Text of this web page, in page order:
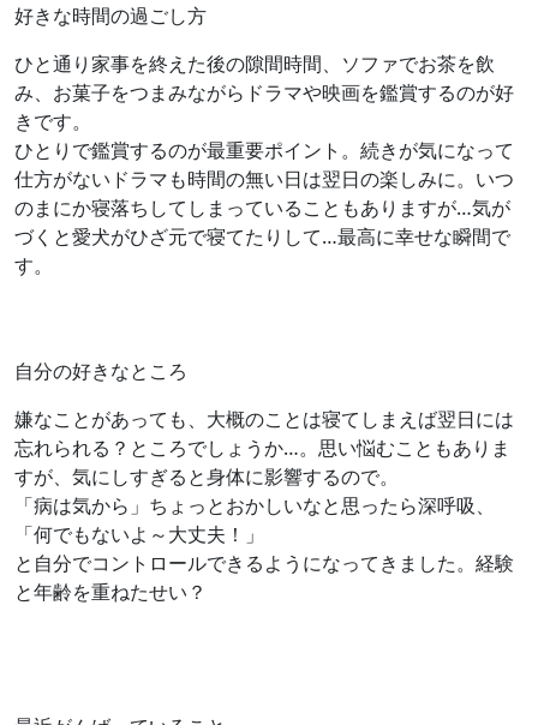
好きな時間の過ごし方
ひと通り家事を終えた後の隙間時間、ソファでお茶を飲
み、お菓子をつまみながらドラマや映画を鑑賞するのが好
きです。
ひとりで鑑賞するのが最重要ポイント。続きが気になって
仕方がないドラマも時間の無い日は翌日の楽しみに。いつ
のまにか寝落ちしてしまっていることもありますが…気が
づくと愛犬がひざ元で寝てたりして…最高に幸せな瞬間で
す。
自分の好きなところ
嫌なことがあっても、大概のことは寝てしまえば翌日には
忘れられる？ところでしょうか…。思い悩むこともありま
すが、気にしすぎると身体に影響するので。
「病は気から」ちょっとおかしいなと思ったら深呼吸、
「何でもないよ～大丈夫！」
と自分でコントロールできるようになってきました。経験
と年齢を重ねたせい？